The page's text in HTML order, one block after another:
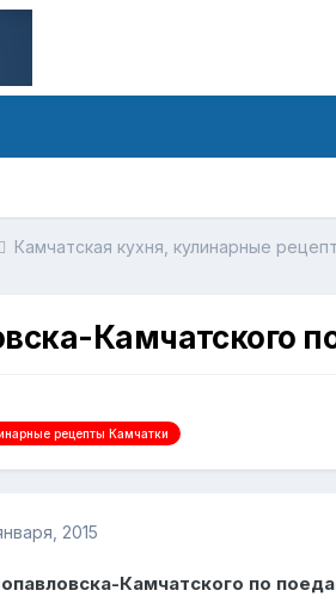
Камчатская кухня, кулинарные
Камчатского
рецепты Камчатки
2015
Камчатского по